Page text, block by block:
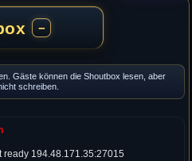
−
Gäste können die Shoutbox lesen, aber
schreiben.
ready 194.48.171.35:27015